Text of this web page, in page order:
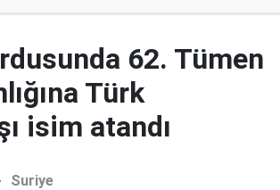
62. Tümen
Türk
isim atandı
Suriye